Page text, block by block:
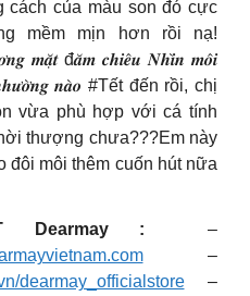
cách của màu son đó cực
mềm mịn hơn rồi nạ!
𝒎𝒂̣̆𝒕 đ𝒂̆𝒎 𝒄𝒉𝒊𝒆̂𝒖 𝑵𝒉𝒊̀𝒏 𝒎𝒐̂𝒊
𝒏𝒉𝒖̛𝒐̛̀𝒏𝒈 𝒏𝒂̀𝒐 #Tết đến rồi, chị
vừa phù hợp với cá tính
thượng chưa???Em này
đôi môi thêm cuốn hút nữa
Dearmay :
–
–
dearmay_officialstore–